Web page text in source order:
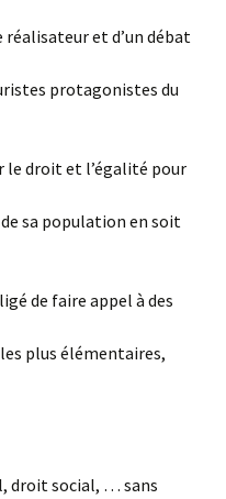
réalisateur et d’un débat
protagonistes du
le droit et l’égalité pour
sa population en soit
de faire appel à des
plus élémentaires,
droit social, … sans